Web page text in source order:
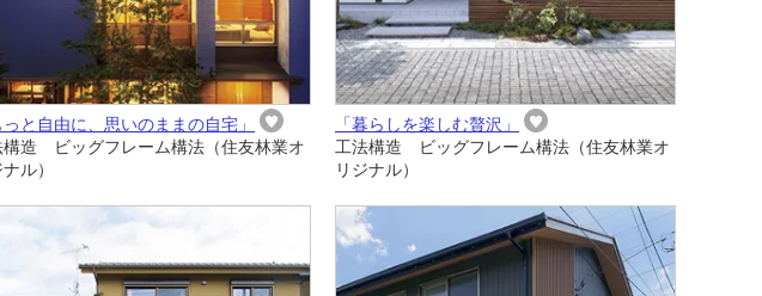
っと自由に、思いのままの自宅」
構造 ビッグフレーム構法（住友林業オ
ル）
「暮らしを楽しむ贅沢」
工法構造 ビッグフレーム構法（住友林業オ
リジナル）